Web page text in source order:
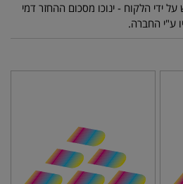
ידי הלקוח - ינוכו מסכום ההחזר דמי
ע"י החברה.